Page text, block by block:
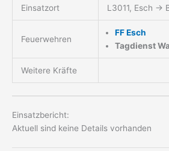
Einsatzort L3011, Esch →
Feuerwehren
FF Esch
Tagdienst
Weitere Kräfte
Einsatzbericht:
Aktuell sind keine Details vorhanden